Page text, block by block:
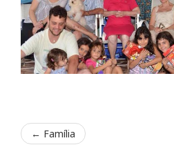
← Família